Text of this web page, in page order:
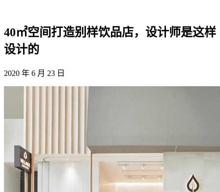
40㎡空间打造别样饮品店，设计师是这样
设计的
2020 年 6 月 23 日